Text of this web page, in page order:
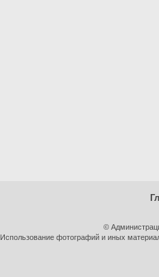
©
Использование фотографий и иных